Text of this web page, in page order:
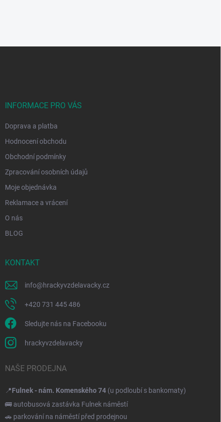
INFORMACE PRO VÁS
Doprava a platba
Hodnocení obchodu
Obchodní podmínky
Zpracování osobních údajů
Moje objednávka
Reklamace a vrácení
O nás
BLOG
KONTAKT
info@hrackyvzdelavacky.cz
+420 731 445 486
Sledujte nás na Facebooku
hrackyvzdelavacky
NAŠE PRODEJNA
📍Fulnek - nám. Komenského 74 (u podloubí s bankomaty)
🚌 autobusová zastávka Fulnek náměstí
🚗 parkování na náměstí před prodejnou